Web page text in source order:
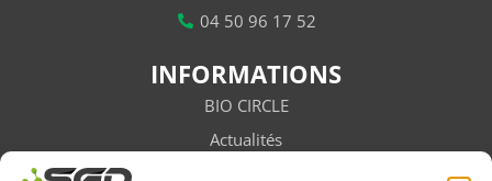
04 50 96 17 52
INFORMATIONS
BIO CIRCLE
Actualités